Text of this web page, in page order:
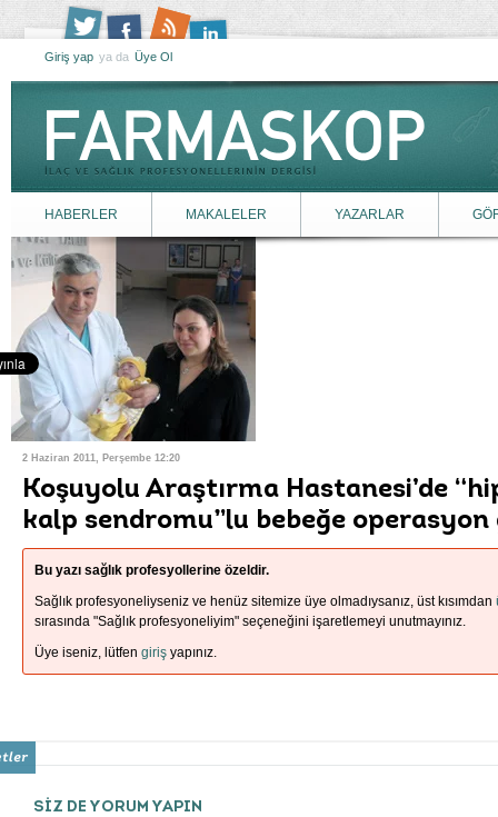
Giriş yap ya da Üye Ol
HABERLER MAKALELER YAZARLAR
2 Haziran 2011, Perşembe 12:20
Koşuyolu Araştırma Hastanesi’de
kalp sendromu”lu bebeğe
Bu yazı sağlık profesyollerine özeldir.
Sağlık profesyoneliyseniz ve henüz sitemize üye olmadıysanız, üst kısımdan
sırasında "Sağlık profesyoneliyim" seçeneğini işaretlemeyi unutmayınız.
Üye iseniz, lütfen giriş yapınız.
SİZ DE YORUM YAPIN